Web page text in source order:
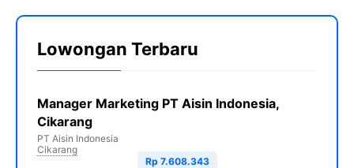
Lowongan Terbaru
Manager Marketing PT Aisin Indonesia,
Cikarang
PT Aisin Indonesia
Cikarang
Rp 7.608.343